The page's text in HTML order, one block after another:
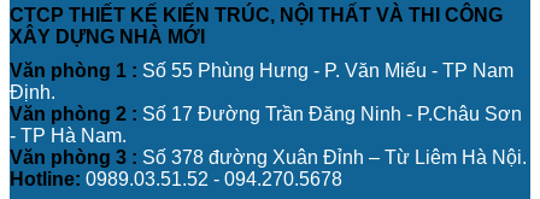
CTCP THIẾT KẾ KIẾN TRÚC, NỘI THẤT VÀ THI CÔNG
XÂY DỰNG NHÀ MỚI
Văn phòng 1 : Số 55 Phùng Hưng - P. Văn Miếu - TP Nam
Định.
Văn phòng 2 : Số 17 Đường Trần Đăng Ninh - P.Châu Sơn
- TP Hà Nam.
Văn phòng 3 : Số 378 đường Xuân Đỉnh – Từ Liêm Hà Nội.
Hotline: 0989.03.51.52 - 094.270.5678